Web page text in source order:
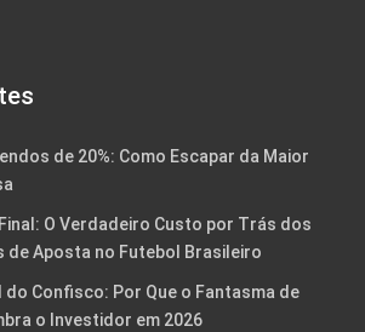
de 20%: Como Escapar da Maior
O Verdadeiro Custo por Trás dos
de Aposta no Futebol Brasileiro
do Confisco: Por Que o Fantasma de
o Investidor em 2026